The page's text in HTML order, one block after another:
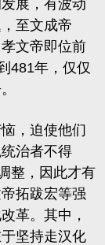
展，有波动
至文成帝
文帝即位前
481年，仅仅
，迫使他们
治者不得
整，因此才有
拓跋宏等强
革。其中，
坚持走汉化